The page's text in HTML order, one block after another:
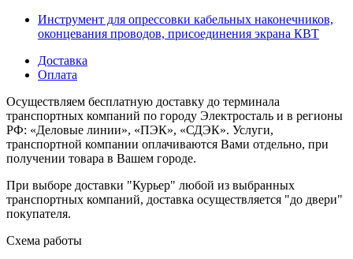
Инструмент для опрессовки кабельных наконечников,
оконцевания проводов, присоединения экрана КВТ
Доставка
Оплата
Осуществляем бесплатную доставку до терминала
транспортных компаний по городу Электросталь и в регионы
РФ: «Деловые линии», «ПЭК», «СДЭК». Услуги,
транспортной компании оплачиваются Вами отдельно, при
получении товара в Вашем городе.
При выборе доставки "Курьер" любой из выбранных
транспортных компаний, доставка осуществляется "до двери"
покупателя.
Схема работы